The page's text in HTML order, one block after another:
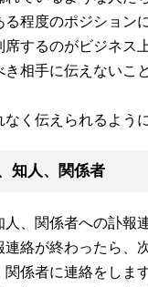
程度のポジション
するのがビジネス
き相手に伝えないこ
く伝えられるよう
知人、関係者
、関係者への訃報
絡が終わったら、
係者に連絡をします